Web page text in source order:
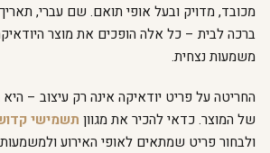
מכובד, מדויק ובעל אופי תואם. שם עברי,
ברכה לבית – כל אלה הופכים את מוצר
משמעות נצחית.
החריטה על פריט יודאיקה אינה רק עיצוב –
של המוצר. כדאי להכיר את מגוון תשמישי
ולבחור פריט שמתאים לאופי האירוע